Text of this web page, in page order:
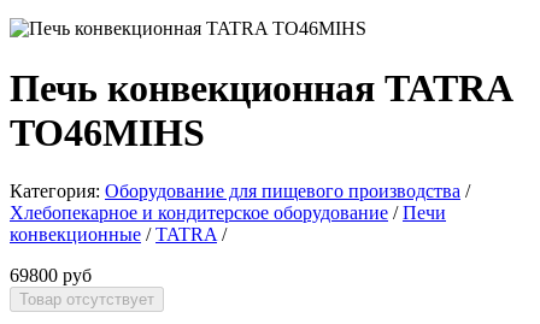
Печь конвекционная TATRA
TO46MIHS
Категория: Оборудование для пищевого производства /
Хлебопекарное и кондитерское оборудование / Печи
конвекционные / TATRA /
69800 руб